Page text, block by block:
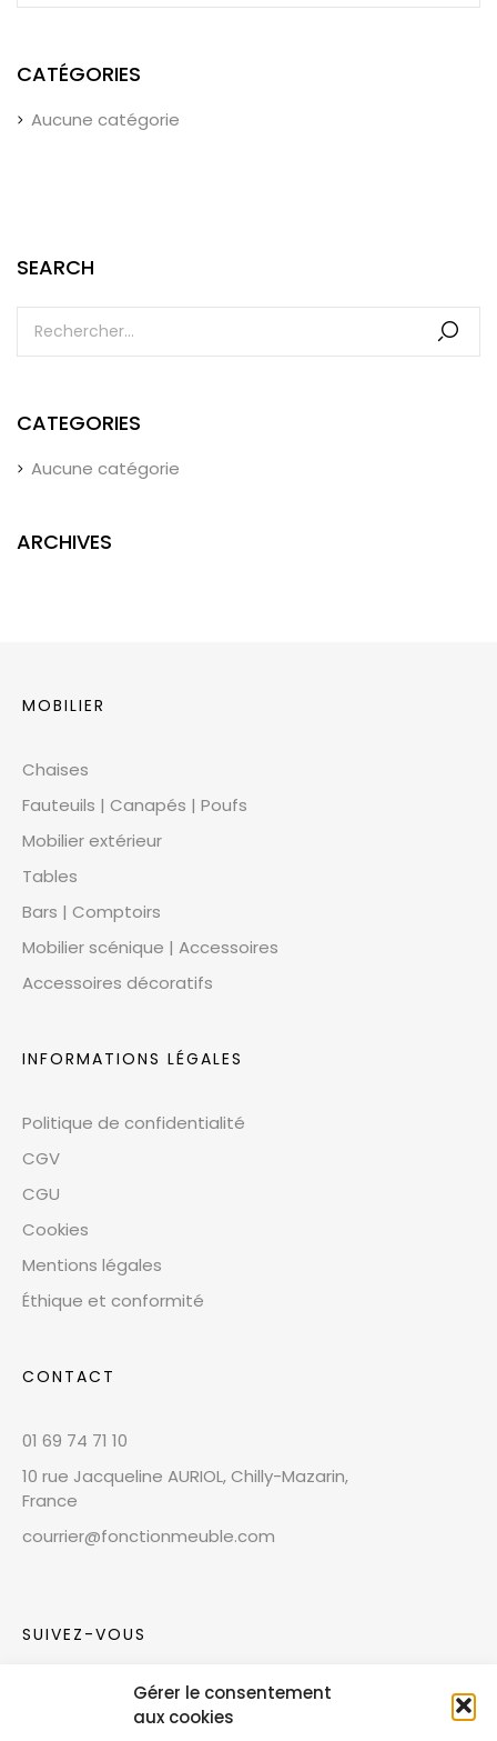
Gérer le consentement
aux cookies
CATÉGORIES
Aucune catégorie
SEARCH
CATEGORIES
Aucune catégorie
ARCHIVES
MOBILIER
Chaises
Fauteuils | Canapés | Poufs
Mobilier extérieur
Tables
Bars | Comptoirs
Mobilier scénique | Accessoires
Accessoires décoratifs
INFORMATIONS LÉGALES
Politique de confidentialité
CGV
CGU
Cookies
Mentions légales
Éthique et conformité
CONTACT
01 69 74 71 10
10 rue Jacqueline AURIOL, Chilly-Mazarin,
France
courrier@fonctionmeuble.com
SUIVEZ-VOUS
Rejoignez notre communauté sur les réseaux